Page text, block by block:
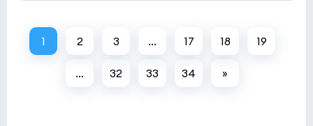
1 2 3 ... 17 18 19
... 32 33 34 »